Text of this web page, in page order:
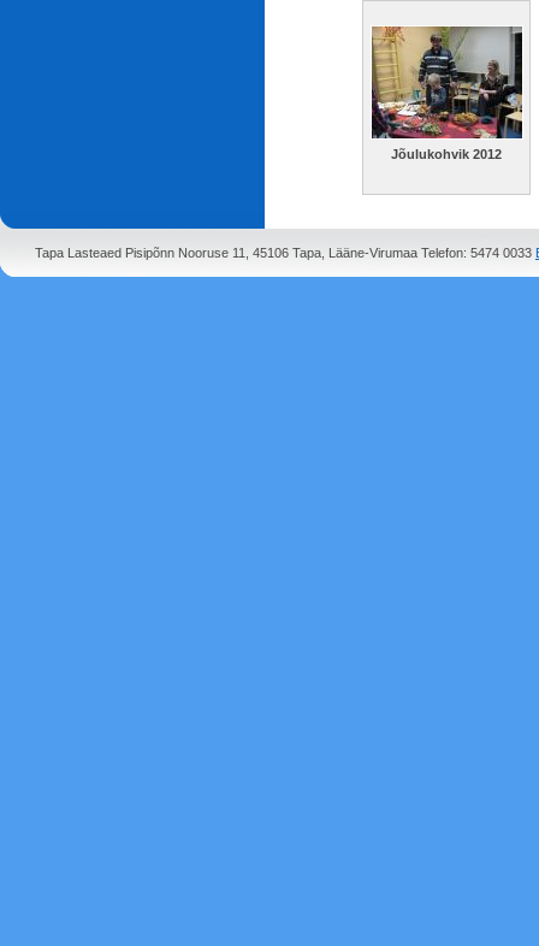
Jõulukohvik 2012
Tapa Lasteaed Pisipõnn Nooruse 11, 45106 Tapa, Lääne-Virumaa Telefon: 5474 0033